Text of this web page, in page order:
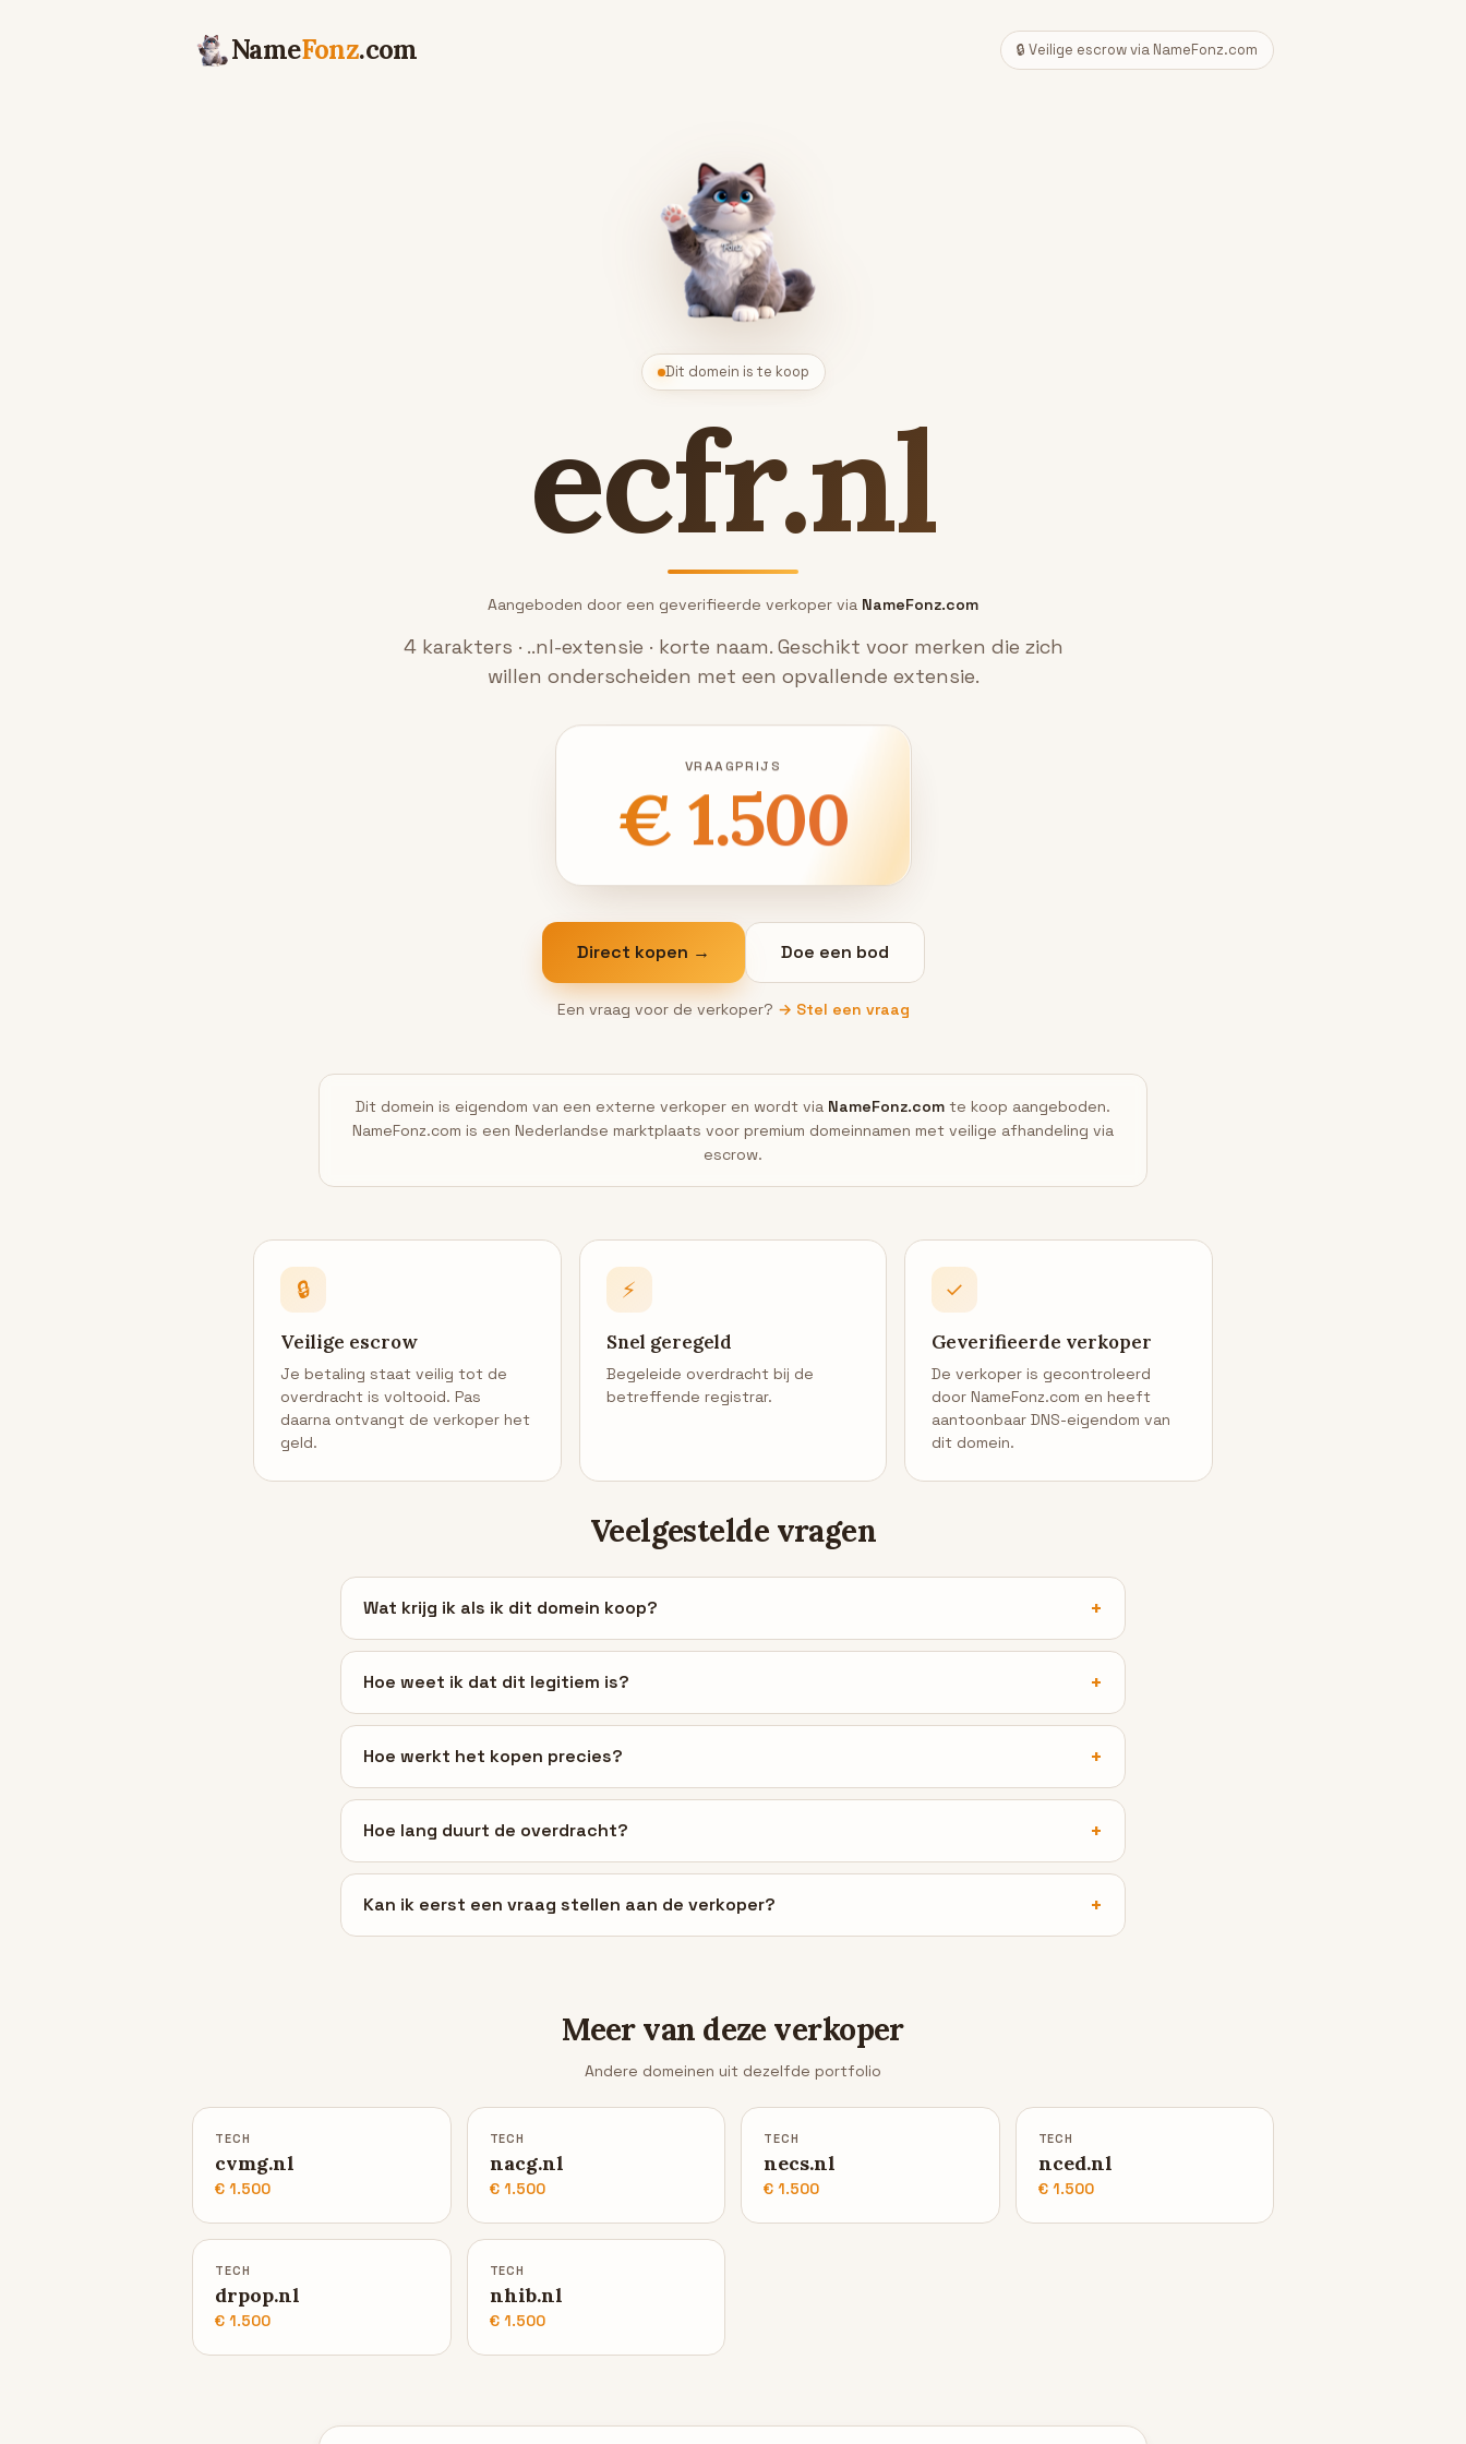
NameFonz.com 🔒 Veilige escrow via NameFonz.com
Dit domein is te koop
ecfr.nl
Aangeboden door een geverifieerde verkoper via NameFonz.com
4 karakters · ..nl-extensie · korte naam. Geschikt voor merken die zich
willen onderscheiden met een opvallende extensie.
VRAAGPRIJS
€ 1.500
Direct kopen → Doe een bod
Een vraag voor de verkoper? → Stel een vraag
Dit domein is eigendom van een externe verkoper en wordt via NameFonz.com te koop aangeboden.
NameFonz.com is een Nederlandse marktplaats voor premium domeinnamen met veilige afhandeling via
escrow.
🔒
Veilige escrow
Je betaling staat veilig tot de
overdracht is voltooid. Pas
daarna ontvangt de verkoper het
geld.
⚡
Snel geregeld
Begeleide overdracht bij de
betreffende registrar.
✓
Geverifieerde verkoper
De verkoper is gecontroleerd
door NameFonz.com en heeft
aantoonbaar DNS-eigendom van
dit domein.
Veelgestelde vragen
Wat krijg ik als ik dit domein koop?
Hoe weet ik dat dit legitiem is?
Hoe werkt het kopen precies?
Hoe lang duurt de overdracht?
Kan ik eerst een vraag stellen aan de verkoper?
Meer van deze verkoper
Andere domeinen uit dezelfde portfolio
TECH
cvmg.nl
€ 1.500
TECH
nacg.nl
€ 1.500
TECH
necs.nl
€ 1.500
TECH
nced.nl
€ 1.500
TECH
drpop.nl
€ 1.500
TECH
nhib.nl
€ 1.500